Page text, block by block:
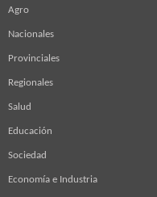
Agro
Nacionales
Provinciales
Regionales
Salud
Educación
Sociedad
Economía e Industria